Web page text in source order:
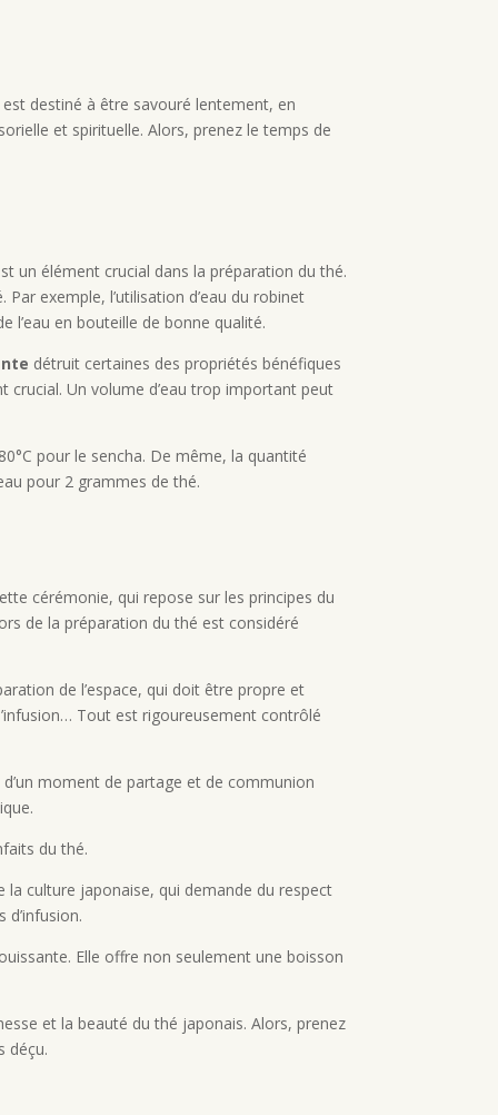
destiné à être savouré lentement, en
et spirituelle. Alors, prenez le temps de
un élément crucial dans la préparation du thé.
exemple, l’utilisation d’eau du robinet
l’eau en bouteille de bonne qualité.
détruit certaines des propriétés bénéfiques
crucial. Un volume d’eau trop important peut
pour le sencha. De même, la quantité
pour 2 grammes de thé.
cérémonie, qui repose sur les principes du
de la préparation du thé est considéré
de l’espace, qui doit être propre et
Tout est rigoureusement contrôlé
moment de partage et de communion
du thé.
culture japonaise, qui demande du respect
Elle offre non seulement une boisson
et la beauté du thé japonais. Alors, prenez
déçu.